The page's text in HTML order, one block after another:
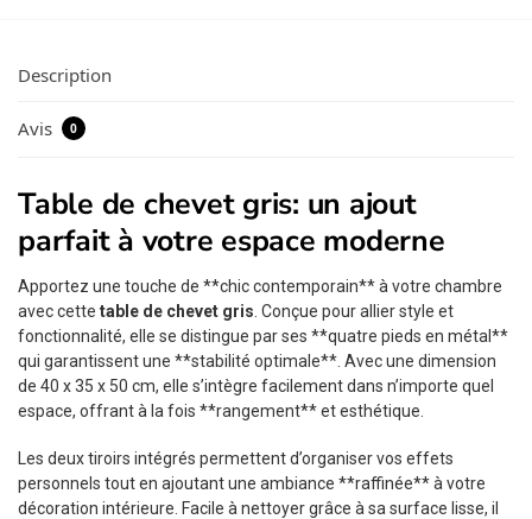
Description
Avis 0
Table de chevet gris: un ajout
parfait à votre espace moderne
Apportez une touche de **chic contemporain** à votre chambre
avec cette table de chevet gris . Conçue pour allier style et
fonctionnalité, elle se distingue par ses **quatre pieds en métal**
qui garantissent une **stabilité optimale**. Avec une dimension
de 40 x 35 x 50 cm, elle s’intègre facilement dans n’importe quel
espace, offrant à la fois **rangement** et esthétique.
Les deux tiroirs intégrés permettent d’organiser vos effets
personnels tout en ajoutant une ambiance **raffinée** à votre
décoration intérieure. Facile à nettoyer grâce à sa surface lisse, il